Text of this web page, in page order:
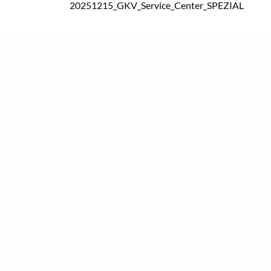
20251215_GKV_Service_Center_SPEZIAL
© Gewerkschaft der